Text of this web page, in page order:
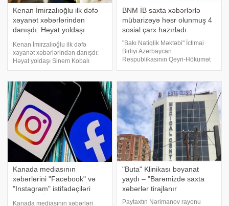
Kenan İmirzalıoğlu ilk dəfə
xəyanət xəbərlərindən
danışdı: Həyat yoldaşı
Sinem Kobalı aldadıb? -
FOTO
Kenan İmirzalıoğlu ilk dəfə
xəyanət xəbərlərindən danışdı:
Həyat yoldaşı Sinem Kobalı
aldadıb? - FOTO. Məşhur türkiyəli
mediada gündəmə gələn həyat
yoldaşı Sinem Kobalı aldatdığı
iddiaların
BNM İB saxta xəbərlərlə
mübarizəyə həsr olunmuş 4
sosial çarx hazırladı
"Bakı Natiqlik Məktəbi" İctimai
Birliyi Azərbaycan
Respublikasının Qeyri-Hökumət
maliyyələşdirilən "Vətəndaş
cəmiyyəti və media
nümayəndələri üçün saxta
xəbərlərl
Kanada mediasının
xəbərlərini "Facebook" və
"Instagram" istifadəçiləri
Kanada mediasının xəbərləri
"Buta" Klinikası bəyanat
yaydı – "Barəmizdə saxta
xəbərlər tirajlanır
Paytaxtın Nərimanov rayonu